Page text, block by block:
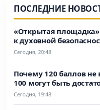
ПОСЛЕДНИЕ
«Открытая площадка»
к духовной
Сегодня, 20:48
Почему 120 баллов не
100 могут быть
Сегодня, 19:48